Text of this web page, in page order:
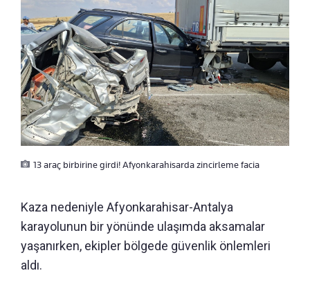
13 araç birbirine girdi! Afyonkarahisarda zincirleme facia
Kaza nedeniyle Afyonkarahisar-Antalya
karayolunun bir yönünde ulaşımda aksamalar
yaşanırken, ekipler bölgede güvenlik önlemleri
aldı.